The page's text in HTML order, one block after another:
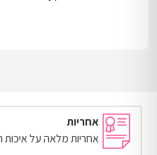
הוספה לסל
אחריות
אחריות מלאה על איכות